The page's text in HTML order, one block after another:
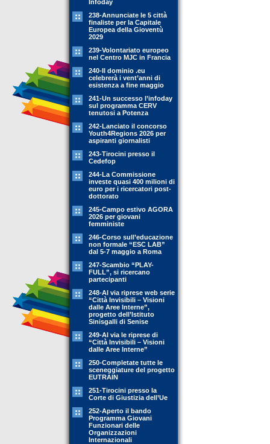
Infoday
238-Annunciate le 5 città
finaliste per la Capitale
Europea della Gioventù
2029
239-Volontariato europeo
nel Centro MJC in Francia
240-Il dominio .eu
celebrerà i vent’anni di
esistenza a fine maggio
241-Un successo l’infoday
sul programma CERV
tenutosi a Potenza
242-Lanciato il concorso
Youth4Regions 2026 per
aspiranti giornalisti
243-Tirocini presso il
Cedefop
244-La Commissione
investe quasi 400 milioni di
euro per i ricercatori post-
dottorato
245-Campo estivo AGORA
2026 per giovani
femministe
246-Corso sull’educazione
non formale “ESC LAB”
dal 5-7 maggio a Roma
247-Scambio “PLAY-
FULL”, si ricercano
partecipanti
248-Al via riprese web serie
“Città Invisibili – Visioni
dalle Aree Interne”,
progetto dell’Istituto
Sinisgalli di Senise
249-Al via le riprese di
“Città Invisibili – Visioni
dalle Aree Interne”
250-Completate tutte le
sceneggiature del progetto
EUTRAIN
251-Tirocini presso la
Corte di Giustizia dell’Ue
252-Aperto il bando
Programma Giovani
Funzionari delle
Organizzazioni
Internazionali